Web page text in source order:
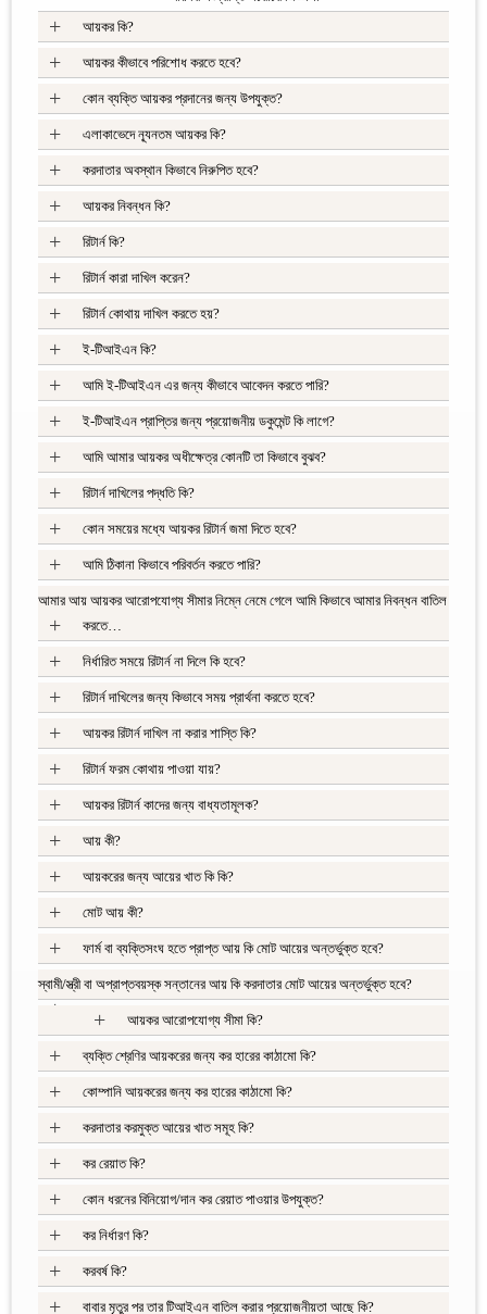
আয়কর কি?
+
আয়কর কীভাবে পরিশোধ করতে হবে?
+
কোন ব্যক্তি আয়কর প্রদানের জন্য উপযুক্ত?
+
এলাকাভেদে ন্যূনতম আয়কর কি?
+
করদাতার অবস্থান কিভাবে নিরুপিত হবে?
+
আয়কর নিবন্ধন কি?
+
রিটার্ন কি?
+
রিটার্ন কারা দাখিল করেন?
+
রিটার্ন কোথায় দাখিল করতে হয়?
+
ই-টিআইএন কি?
+
আমি ই-টিআইএন এর জন্য কীভাবে আবেদন করতে পারি?
+
ই-টিআইএন প্রাপ্তির জন্য প্রয়োজনীয় ডকুমেন্ট কি লাগে?
+
আমি আমার আয়কর অধীক্ষেত্র কোনটি তা কিভাবে বুঝব?
+
রিটার্ন দাখিলের পদ্ধতি কি?
+
কোন সময়ের মধ্যে আয়কর রিটার্ন জমা দিতে হবে?
+
আমি ঠিকানা কিভাবে পরিবর্তন করতে পারি?
+
আমার আয় আয়কর আরোপযোগ্য সীমার নিম্নে নেমে গেলে আমি কিভাবে আমার নিবন্ধন বাতিল
করতে…
+
নির্ধারিত সময়ে রিটার্ন না দিলে কি হবে?
+
রিটার্ন দাখিলের জন্য কিভাবে সময় প্রার্থনা করতে হবে?
+
আয়কর রিটার্ন দাখিল না করার শাস্তি কি?
+
রিটার্ন ফরম কোথায় পাওয়া যায়?
+
আয়কর রিটার্ন কাদের জন্য বাধ্যতামূলক?
+
আয় কী?
+
আয়করের জন্য আয়ের খাত কি কি?
+
মোট আয় কী?
+
ফার্ম বা ব্যক্তিসংঘ হতে প্রাপ্ত আয় কি মোট আয়ের অন্তর্ভুক্ত হবে?
+
স্বামী/স্ত্রী বা অপ্রাপ্তবয়স্ক সন্তানের আয় কি করদাতার মোট আয়ের অন্তর্ভুক্ত হবে?
+ আয়কর আরোপযোগ্য সীমা কি?
+
ব্যক্তি শ্রেণির আয়করের জন্য কর হারের কাঠামো কি?
+
কোম্পানি আয়করের জন্য কর হারের কাঠামো কি?
+
করদাতার করমুক্ত আয়ের খাত সমূহ কি?
+
কর রেয়াত কি?
+
কোন ধরনের বিনিয়োগ/দান কর রেয়াত পাওয়ার উপযুক্ত?
+
কর নির্ধারণ কি?
+
করবর্ষ কি?
+
বাবার মৃতুর পর তার টিআইএন বাতিল করার প্রয়োজনীয়তা আছে কি?
+